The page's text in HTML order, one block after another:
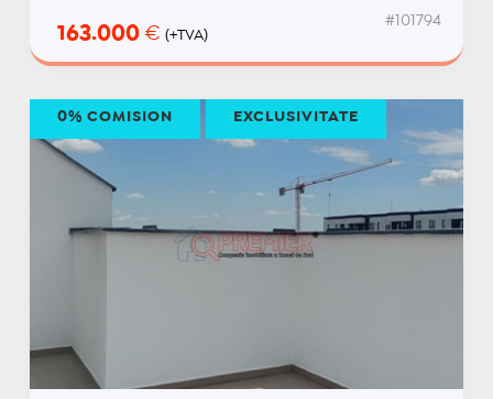
163.000 € (+TVA)
#101794
0% COMISION EXCLUSIVITATE